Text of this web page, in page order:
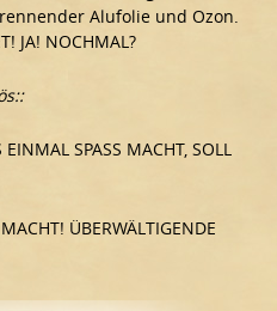
Alufolie und Ozon.
JA! NOCHMAL?
SPASS MACHT, SOLL
ÜBERWÄLTIGENDE